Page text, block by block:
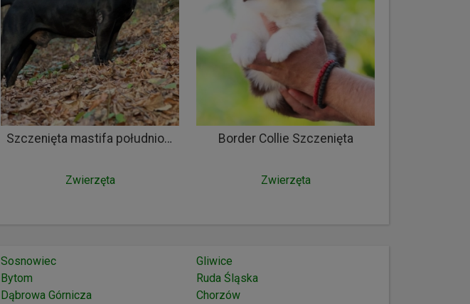
Szczenięta mastifa południowoafrykańskiego – Boerboel
Zwierzęta
Border Collie Szczenięta
Zwierzęta
Sosnowiec
Gliwice
Bytom
Ruda Śląska
Dąbrowa Górnicza
Chorzów